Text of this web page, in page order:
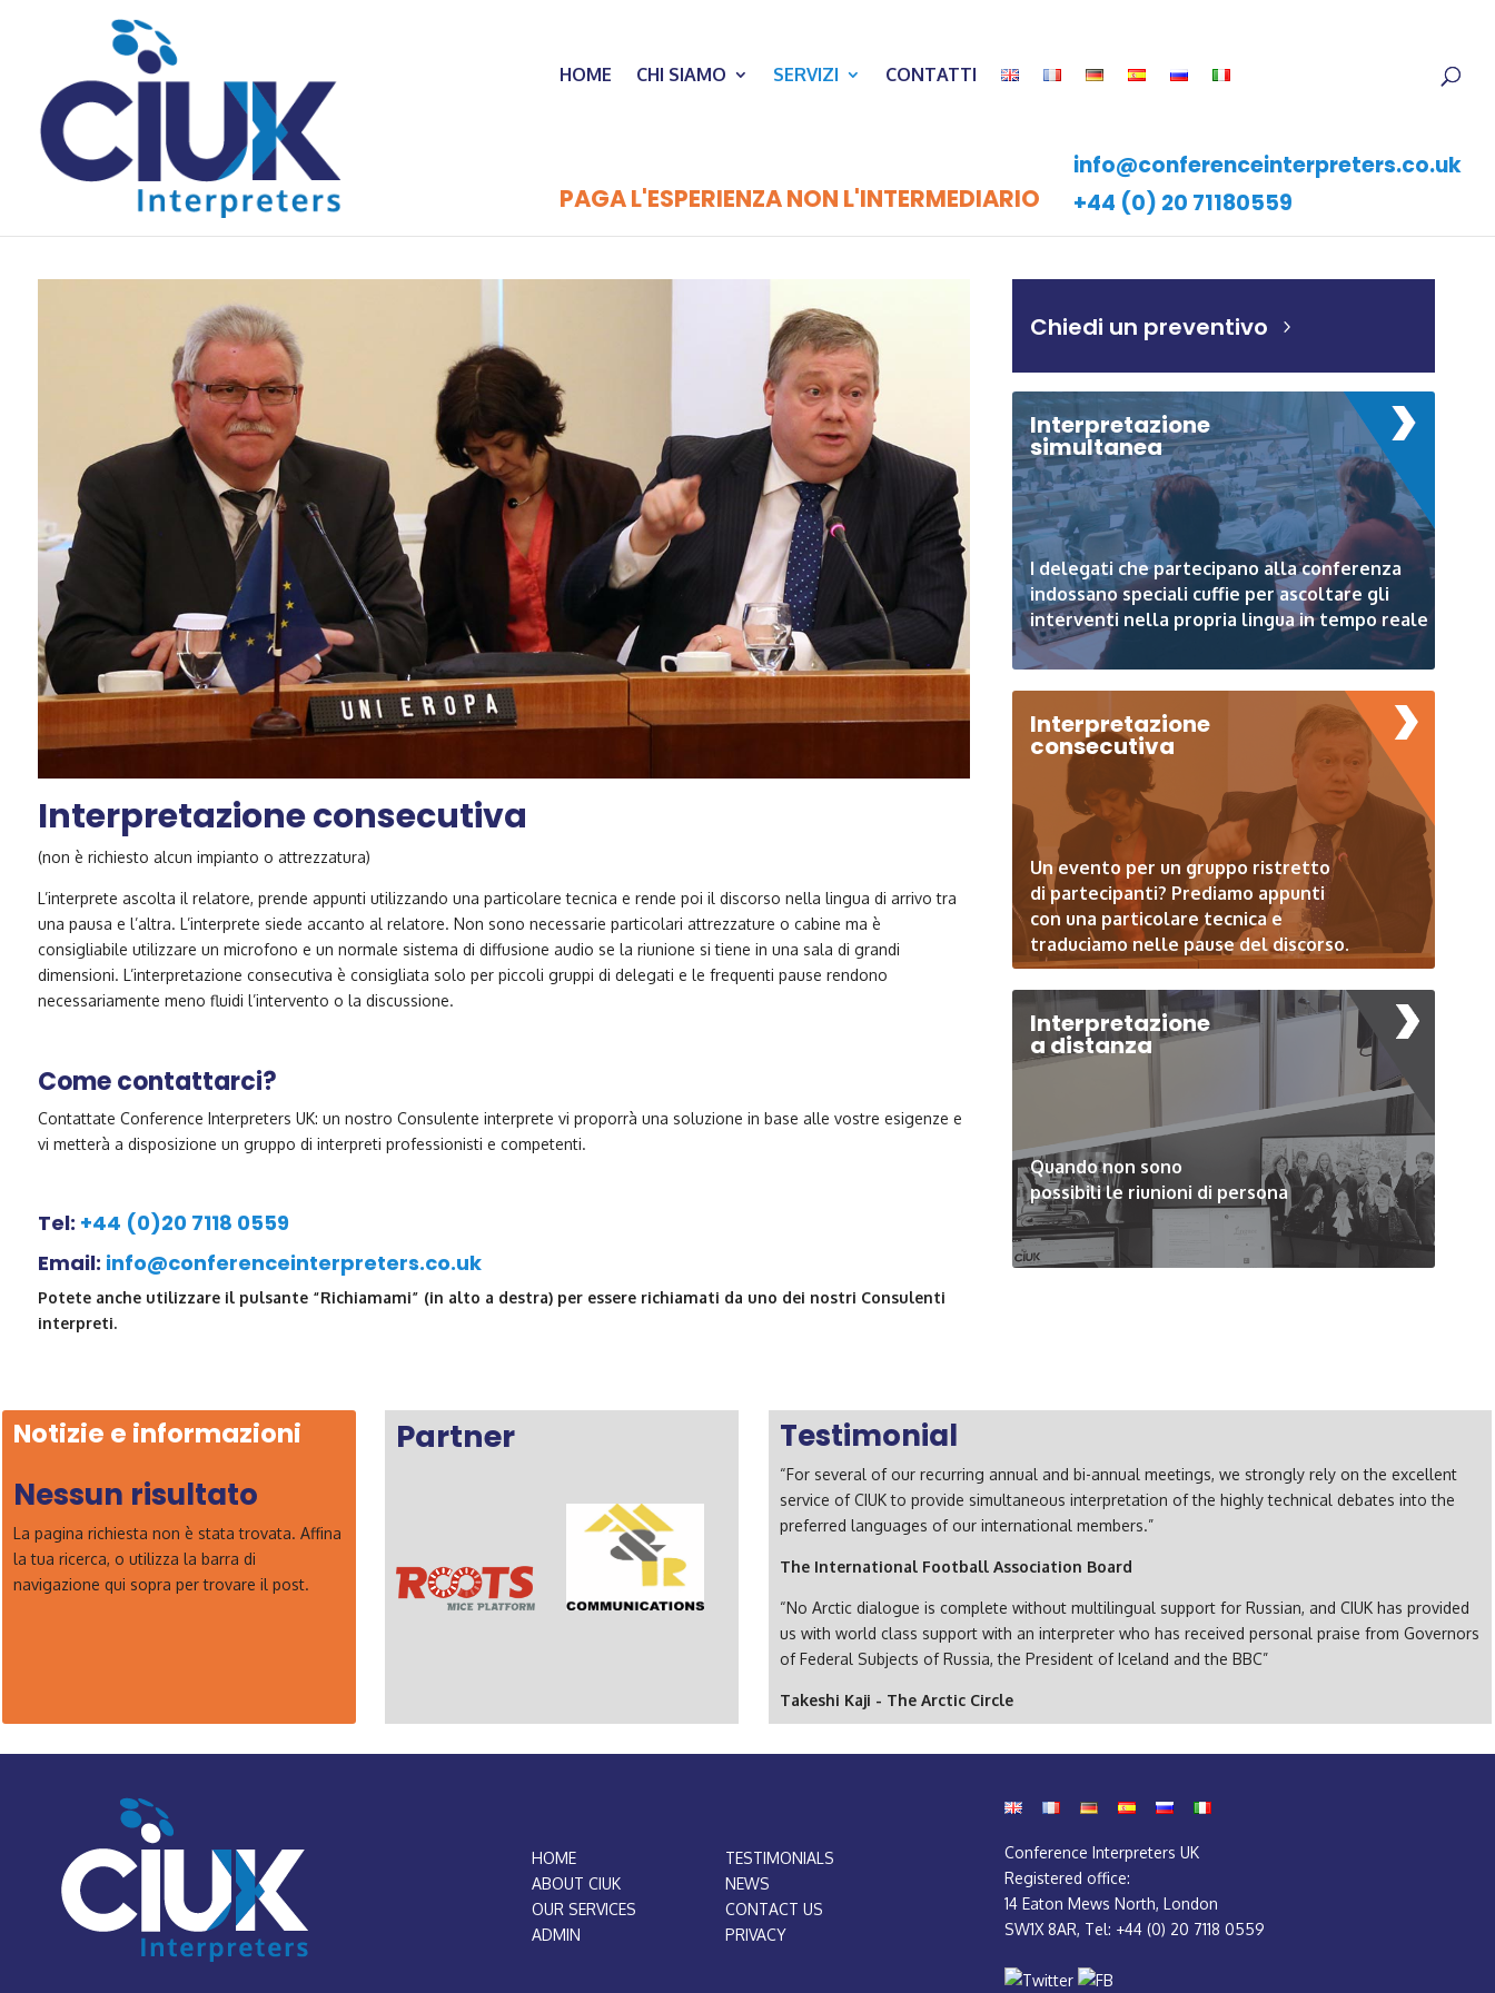
HOME CHI SIAMO SERVIZI CONTATTI
PAGA L'ESPERIENZA NON L'INTERMEDIARIO
info@conferenceinterpreters.co.uk
+44 (0) 20 71180559
Interpretazione consecutiva
(non è richiesto alcun impianto o attrezzatura)
L’interprete ascolta il relatore, prende appunti utilizzando una particolare tecnica e rende poi il discorso nella lingua di arrivo tra
una pausa e l’altra. L’interprete siede accanto al relatore. Non sono necessarie particolari attrezzature o cabine ma è
consigliabile utilizzare un microfono e un normale sistema di diffusione audio se la riunione si tiene in una sala di grandi
dimensioni. L’interpretazione consecutiva è consigliata solo per piccoli gruppi di delegati e le frequenti pause rendono
necessariamente meno fluidi l’intervento o la discussione.
Come contattarci?
Contattate Conference Interpreters UK: un nostro Consulente interprete vi proporrà una soluzione in base alle vostre esigenze e
vi metterà a disposizione un gruppo di interpreti professionisti e competenti.
Tel: +44 (0)20 7118 0559
Email: info@conferenceinterpreters.co.uk
Potete anche utilizzare il pulsante “Richiamami” (in alto a destra) per essere richiamati da uno dei nostri Consulenti
interpreti.
Chiedi un preventivo
Interpretazione
simultanea
I delegati che partecipano alla conferenza
indossano speciali cuffie per ascoltare gli
interventi nella propria lingua in tempo reale
Interpretazione
consecutiva
Un evento per un gruppo ristretto
di partecipanti? Prediamo appunti
con una particolare tecnica e
traduciamo nelle pause del discorso.
Interpretazione
a distanza
Quando non sono
possibili le riunioni di persona
Notizie e informazioni
Nessun risultato
La pagina richiesta non è stata trovata. Affina
la tua ricerca, o utilizza la barra di
navigazione qui sopra per trovare il post.
Partner Testimonial
“For several of our recurring annual and bi-annual meetings, we strongly rely on the excellent
service of CIUK to provide simultaneous interpretation of the highly technical debates into the
preferred languages of our international members.”
The International Football Association Board
“No Arctic dialogue is complete without multilingual support for Russian, and CIUK has provided
us with world class support with an interpreter who has received personal praise from Governors
of Federal Subjects of Russia, the President of Iceland and the BBC”
Takeshi Kaji - The Arctic Circle
HOME
ABOUT CIUK
OUR SERVICES
ADMIN
TESTIMONIALS
NEWS
CONTACT US
PRIVACY
Conference Interpreters UK
Registered office:
14 Eaton Mews North, London
SW1X 8AR, Tel: +44 (0) 20 7118 0559